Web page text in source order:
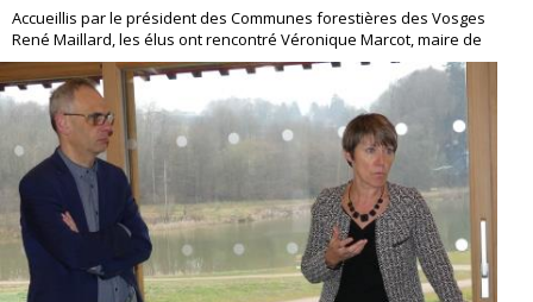
Accueillis par le président des Communes forestières des Vosges
René Maillard, les élus ont rencontré Véronique Marcot, maire de